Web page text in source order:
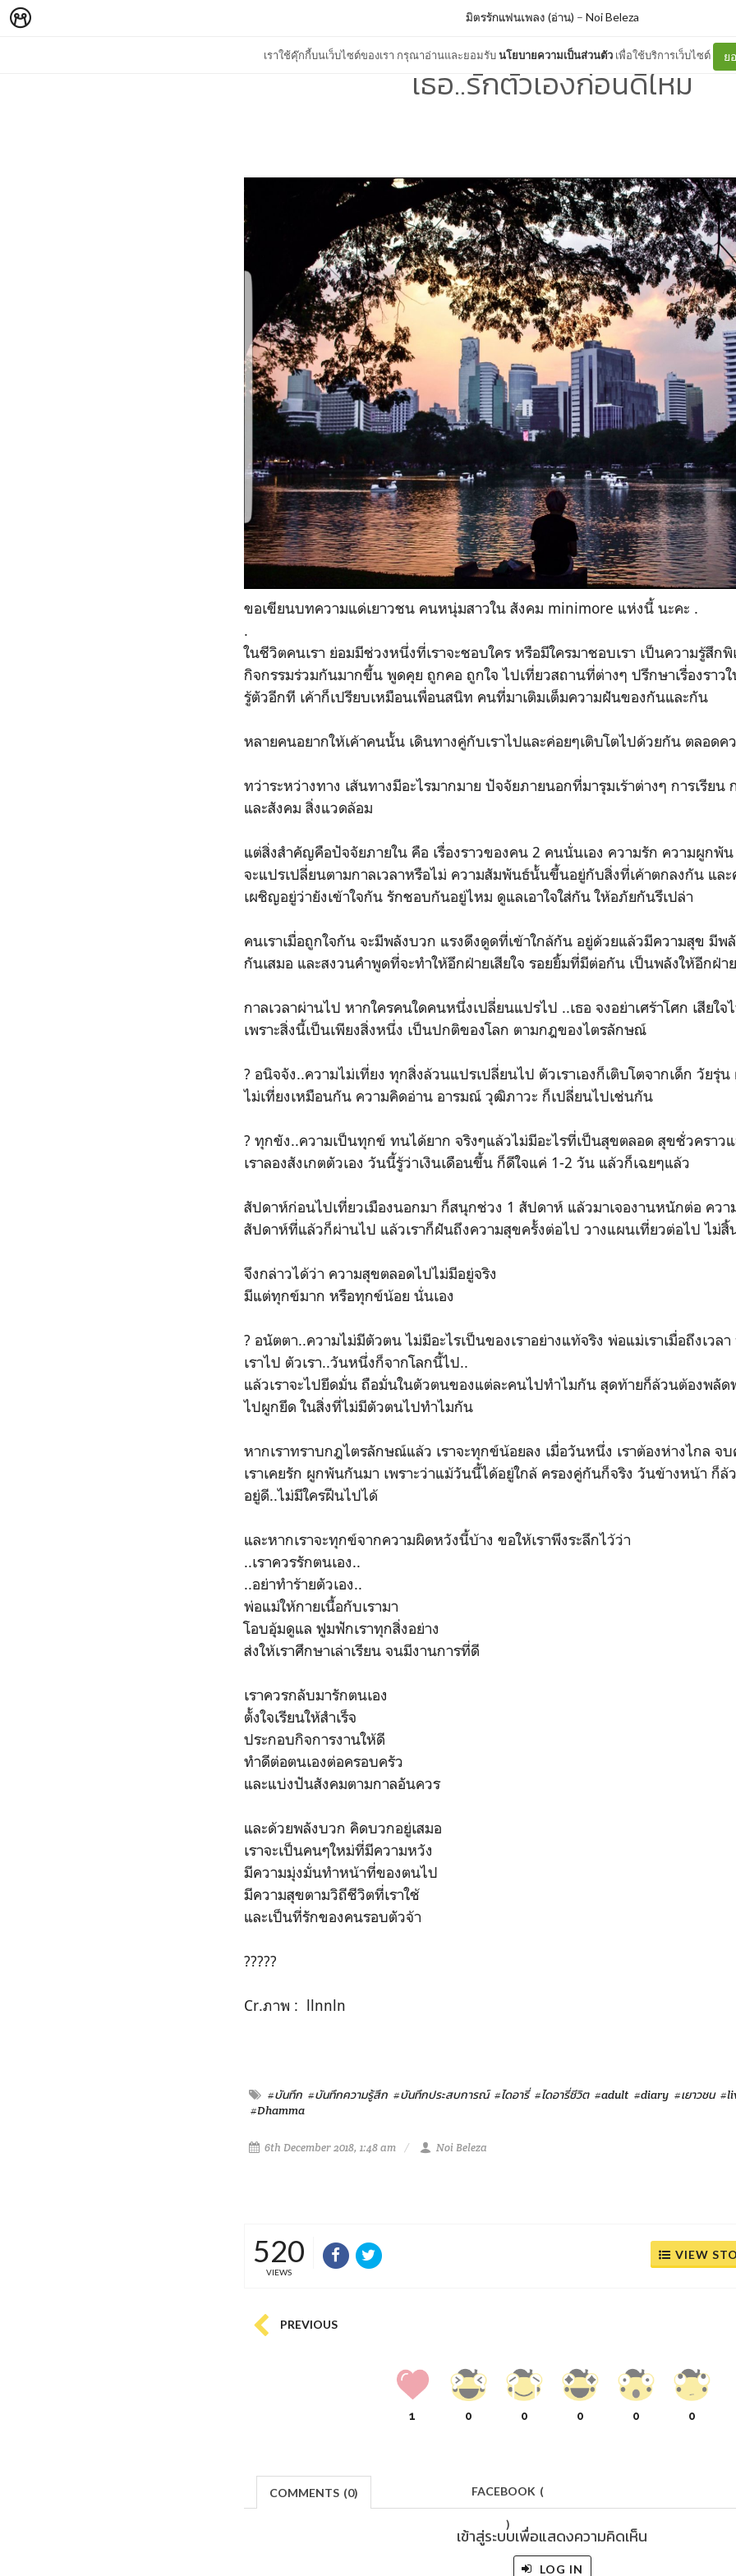
เราใช้คุ๊กกี้บนเว็บไซต์ของเรา กรุณาอ่านและยอมรับนโยบายความเป็นส่วนตัว เพื่อใช้บริการเว็บไซต์ ย
มิตรรักแฟนเพลง (อ่าน) – Noi Beleza
เธอ..รักตัวเองก่อนดีไหม
ขอเขียนบทความแด่เยาวชน คนหนุ่มสาวใน สังคม minimore แห่งนี้ นะคะ .
.
ในชีวิตคนเรา ย่อมมีช่วงหนึ่งที่เราจะชอบใคร หรือมีใครมาชอบเรา เป็นความรู้สึก
กิจกรรมร่วมกันมากขึ้น พูดคุย ถูกคอ ถูกใจ ไปเที่ยวสถานที่ต่างๆ ปรึกษาเรื่องราว
รู้ตัวอีกที เค้าก็เปรียบเหมือนเพื่อนสนิท คนที่มาเติมเต็มความฝันของกันและกัน
หลายคนอยากให้เค้าคนนั้น เดินทางคู่กับเราไปและค่อยๆเติบโตไปด้วยกัน ตลอด
ทว่าระหว่างทาง เส้นทางมีอะไรมากมาย ปัจจัยภายนอกที่มารุมเร้าต่างๆ การเรียน
และสังคม สิ่งแวดล้อม
แต่สิ่งสำคัญคือปัจจัยภายใน คือ เรื่องราวของคน 2 คนนั่นเอง ความรัก ความผูกพั
จะแปรเปลี่ยนตามกาลเวลาหรือไม่ ความสัมพันธ์นั้นขึ้นอยู่กับสิ่งที่เค้าตกลงกัน และ
เผชิญอยู่ว่ายังเข้าใจกัน รักชอบกันอยู่ไหม ดูแลเอาใจใส่กัน ให้อภัยกันรึเปล่า
คนเราเมื่อถูกใจกัน จะมีพลังบวก แรงดึงดูดที่เข้าใกล้กัน อยู่ด้วยแล้วมีความสุข มีพ
กันเสมอ และสงวนคำพูดที่จะทำให้อึกฝ่ายเสียใจ รอยยิ้มที่มีต่อกัน เป็นพลังให้อีกฝ่า
กาลเวลาผ่านไป หากใครคนใดคนหนึ่งเปลี่ยนแปรไป ..เธอ จงอย่าเศร้าโศก เสียใจ
เพราะสิ่งนี้เป็นเพียงสิ่งหนึ่ง เป็นปกติของโลก ตามกฎของไตรลักษณ์
? อนิจจัง..ความไม่เที่ยง ทุกสิ่งล้วนแปรเปลี่ยนไป ตัวเราเองก็เติบโตจากเด็ก วัยรุ่
ไม่เที่ยงเหมือนกัน ความคิดอ่าน อารมณ์ วุฒิภาวะ ก็เปลี่ยนไปเช่นกัน
? ทุกขัง..ความเป็นทุกข์ ทนได้ยาก จริงๆแล้วไม่มีอะไรที่เป็นสุขตลอด สุขชั่วคราว
เราลองสังเกตตัวเอง วันนี้รู้ว่าเงินเดือนขึ้น ก็ดีใจแค่ 1-2 วัน แล้วก็เฉยๆแล้ว
สัปดาห์ก่อนไปเที่ยวเมืองนอกมา ก็สนุกช่วง 1 สัปดาห์ แล้วมาเจองานหนักต่อ ควา
สัปดาห์ที่แล้วก็ผ่านไป แล้วเราก็ฝันถึงความสุขครั้งต่อไป วางแผนเที่ยวต่อไป ไม่สิ้
จึงกล่าวได้ว่า ความสุขตลอดไปไม่มีอยู่จริง
มีแต่ทุกข์มาก หรือทุกข์น้อย นั่นเอง
? อนัตตา..ความไม่มีตัวตน ไม่มีอะไรเป็นของเราอย่างแท้จริง พ่อแม่เราเมื่อถึงเวล
เราไป ตัวเรา..วันหนึ่งก็จากโลกนี้ไป..
แล้วเราจะไปยึดมั่น ถือมั่นในตัวตนของแต่ละคนไปทำไมกัน สุดท้ายก็ล้วนต้องพลัด
ไปผูกยึด ในสิ่งที่ไม่มีตัวตนไปทำไมกัน
หากเราทราบกฎไตรลักษณ์แล้ว เราจะทุกข์น้อยลง เมื่อวันหนึ่ง เราต้องห่างไกล
เราเคยรัก ผูกพันกันมา เพราะว่าแม้วันนี้ได้อยู่ใกล้ ครองคู่กันก็จริง วันข้างหน้า ก็
อยู่ดี..ไม่มีใครฝีนไปได้
และหากเราจะทุกข์จากความผิดหวังนี้บ้าง ขอให้เราพึงระลึกไว้ว่า
..เราควรรักตนเอง..
..อย่าทำร้ายตัวเอง..
พ่อแม่ให้กายเนื้อกับเรามา
โอบอุ้มดูแล ฟูมฟักเราทุกสิ่งอย่าง
ส่งให้เราศึกษาเล่าเรียน จนมีงานการที่ดี
เราควรกลับมารักตนเอง
ตั้งใจเรียนให้สำเร็จ
ประกอบกิจการงานให้ดี
ทำดีต่อตนเองต่อครอบครัว
และแบ่งปันสังคมตามกาลอันควร
และด้วยพลังบวก คิดบวกอยู่เสมอ
เราจะเป็นคนๆใหม่ที่มีความหวัง
มีความมุ่งมั่นทำหน้าที่ของตนไป
มีความสุขตามวิถีชีวิตที่เราใช้
และเป็นที่รักของคนรอบตัวจ้า
?????
Cr.ภาพ : llnnln
#บันทึก #บันทึกความรู้สึก #บันทึกประสบการณ์ #ไดอารี่ #ไดอารี่ชีวิต #adult #diary #เยาวชน
#Dhamma
6th December 2018, 1:48 am Noi Beleza
520
VIEWS
VIEW
PREVIOUS
1 0 0 0 0 0
COMMENTS (0) FACEBOOK (
)
เข้าสู่ระบบเพื่อแสดงความคิดเห็น
LOG IN